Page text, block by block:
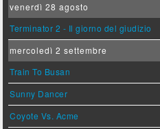
venerdì 28 agosto
Terminator 2 - Il giorno del giudizio
mercoledì 2 settembre
Train To Busan
Sunny Dancer
Coyote Vs. Acme